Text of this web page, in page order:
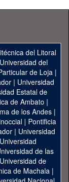
del Litoral
Universidad del
de Loja|
| Universidad
Estatal de
de Ambato |
de los Andes|
| Pontificia
| Universidad
Universidad
de las
Universidad de
de Machala|